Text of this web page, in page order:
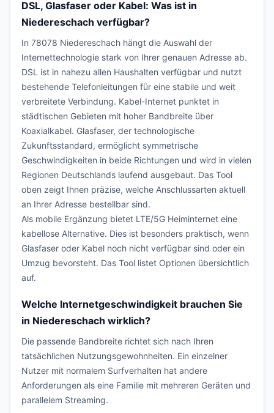
DSL, Glasfaser oder Kabel: Was ist in
Niedereschach verfügbar?
In 78078 Niedereschach hängt die Auswahl der
Internettechnologie stark von Ihrer genauen Adresse ab.
DSL ist in nahezu allen Haushalten verfügbar und nutzt
bestehende Telefonleitungen für eine stabile und weit
verbreitete Verbindung. Kabel-Internet punktet in
städtischen Gebieten mit hoher Bandbreite über
Koaxialkabel. Glasfaser, der technologische
Zukunftsstandard, ermöglicht symmetrische
Geschwindigkeiten in beide Richtungen und wird in vielen
Regionen Deutschlands laufend ausgebaut. Das Tool
oben zeigt Ihnen präzise, welche Anschlussarten aktuell
an Ihrer Adresse bestellbar sind.
Als mobile Ergänzung bietet LTE/5G Heiminternet eine
kabellose Alternative. Dies ist besonders praktisch, wenn
Glasfaser oder Kabel noch nicht verfügbar sind oder ein
Umzug bevorsteht. Das Tool listet Optionen übersichtlich
auf.
Welche Internetgeschwindigkeit brauchen Sie
in Niedereschach wirklich?
Die passende Bandbreite richtet sich nach Ihren
tatsächlichen Nutzungsgewohnheiten. Ein einzelner
Nutzer mit normalem Surfverhalten hat andere
Anforderungen als eine Familie mit mehreren Geräten und
parallelem Streaming.